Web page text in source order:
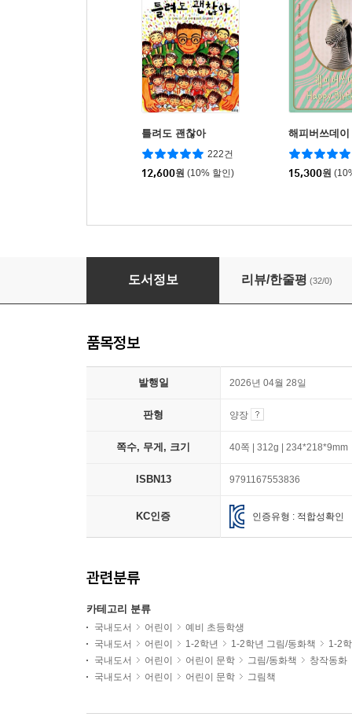
틀려도 괜찮아
222건
12,600원 (10% 할인)
해피버쓰데이
15,300원
꿈에게 가고 있어
도서정보 리뷰/한줄평 (32/0)
품목정보
발행일 2026년 04월 28일
판형 양장
쪽수, 무게, 크기 40쪽 | 312g | 234*218*9mm
ISBN13 9791167553836
KC인증 인증유형 : 적합성확인
관련분류
카테고리 분류
국내도서 어린이
예비 초등학생
국내도서
어린이 1-2학년 1-2학년 그림/동화책
1-2
국내도서
어린이 어린이 문학 그림/동화책
창작동화
국내도서
어린이 어린이 문학 그림책